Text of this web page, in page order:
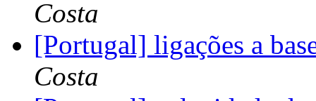
Costa
[Portugal] ligações a
Costa